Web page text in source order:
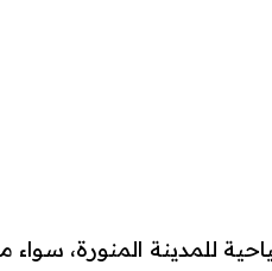
للمدينة المنورة، سواء